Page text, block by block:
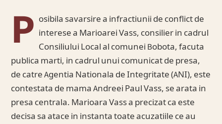
P osibila savarsire a infractiunii de conflict de
interese a Marioarei Vass, consilier in cadrul
Consiliului Local al comunei Bobota, facuta
publica marti, in cadrul unui comunicat de presa,
de catre Agentia Nationala de Integritate (ANI), este
contestata de mama Andreei Paul Vass, se arata in
presa centrala. Marioara Vass a precizat ca este
decisa sa atace in instanta toate acuzatiile ce au